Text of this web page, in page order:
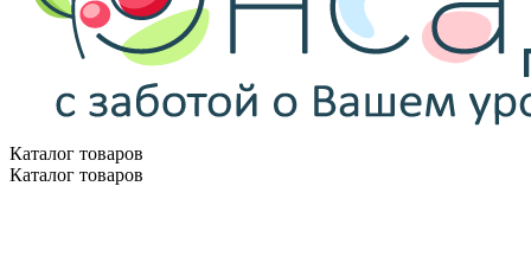
Каталог товаров
Каталог товаров